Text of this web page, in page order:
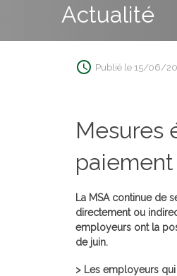
Actualité
Publié le 15/06/
Mesures
La MSA continue de
directement ou
employeurs ont la
de juin.
> Les employeurs qui